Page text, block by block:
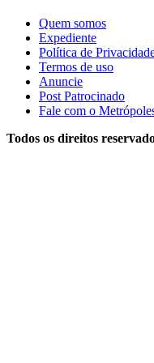
Quem somos
Expediente
Política de
Termos de uso
Anuncie
Post Patrocinado
Fale com o
Todos os direitos